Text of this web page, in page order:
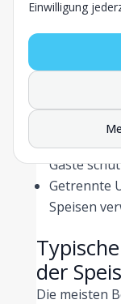
Kern- und
messen
Speisen
Gäste
Getrennte
Speisen
der
Die meisten
Einwilligung